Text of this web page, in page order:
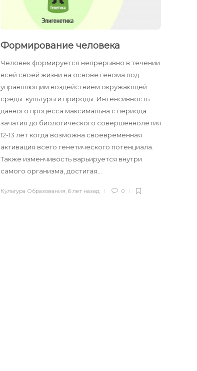
Формирование человека
Человек формируется непрерывно в течении
всей своей жизни на основе генома под
управляющим воздействием окружающей
среды: культуры и природы. Интенсивность
данного процесса максимальна с периода
зачатия до биологического совершеннолетия
12-13 лет когда возможна своевременная
активация всего генетического потенциала.
Также изменчивость варьируется внутри
самого организма, достигая…
Культура Образования,6 лет назад 0